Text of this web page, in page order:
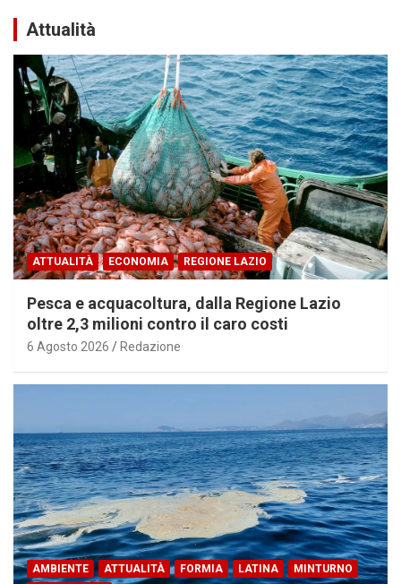
Attualità
ATTUALITÀ ECONOMIA REGIONE LAZIO
Pesca e acquacoltura, dalla Regione Lazio
oltre 2,3 milioni contro il caro costi
6 Agosto 2026 Redazione
AMBIENTE ATTUALITÀ FORMIA LATINA
MINTURNO